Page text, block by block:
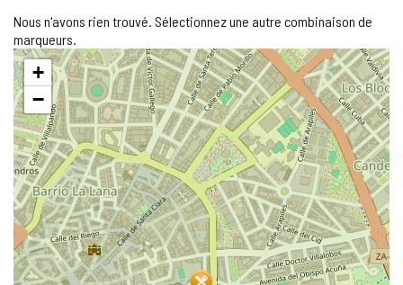
Nous n'avons rien trouvé. Sélectionnez une autre combinaison de
marqueurs.
Sauter
la
carte
+
−